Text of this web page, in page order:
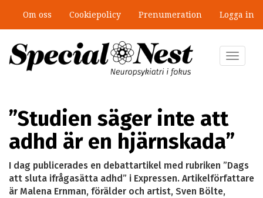
huvudinnehåll
Om oss Cookiepolicy Prenumeration Logga in
Toggle
”Studien säger inte att
adhd är en hjärnskada”
I dag publicerades en debattartikel med rubriken ”Dags
att sluta ifrågasätta adhd” i Expressen. Artikelförfattare
är Malena Ernman, förälder och artist, Sven Bölte,
Mobbning vid autism och adhd: 4